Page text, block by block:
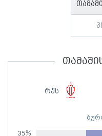
რუს
35%